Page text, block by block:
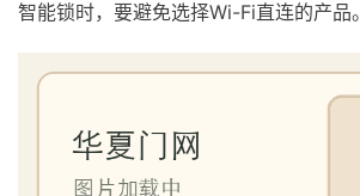
智能锁时，要避免选择Wi-Fi直连的产品。